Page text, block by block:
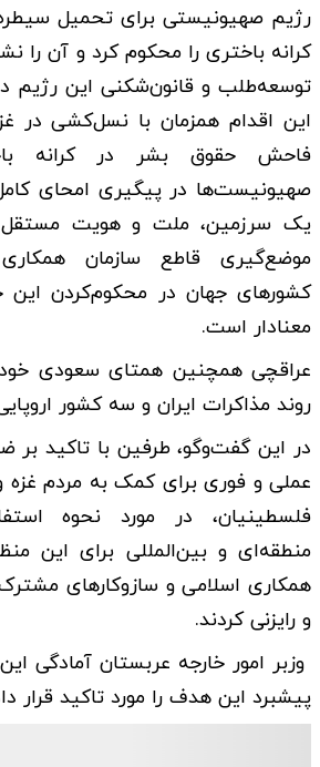
رژیم صهیونیستی برای تحمیل سیطره
کرانه باختری را محکوم کرد و آن را
توسعه‌طلب و قانون‌شکنی این رژیم
این اقدام همزمان با نسل‌کشی در
فاحش حقوق بشر در کرانه
صهیونیست‌ها در پیگیری امحای
یک سرزمین، ملت و هویت مستقل
موضع‌گیری قاطع سازمان
کشورهای جهان در محکوم‌کردن
معنادار است.
عراقچی همچنین همتای سعودی خود
روند مذاکرات ایران و سه کشور
در این گفت‌وگو، طرفین با تاکید بر
عملی و فوری برای کمک به مردم غزه
فلسطینیان، در مورد نحوه
منطقه‌ای و بین‌المللی برای این
همکاری اسلامی و سازوکارهای
و رایزنی کردند.
وزبر امور خارجه عربستان آمادگی
پیشبرد این هدف را مورد تاکید قرار